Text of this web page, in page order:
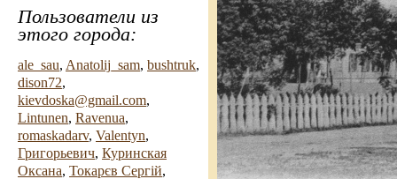
Пользователи из
этого города:
ale_sau, Anatolij_sam, bushtruk,
dison72,
kievdoska@gmail.com,
Lintunen, Ravenua,
romaskadarv, Valentyn,
Григорьевич, Куринская
Оксана, Токарєв Сергій,